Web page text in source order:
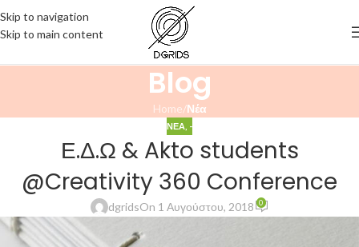
Skip to navigation
Skip to main content
Blog
Home/Νέα
ΝΕΑ -
Ε.Δ.Ω & Akto students
@Creativity 360 Conference
dgridsOn 1 Αυγούστου, 2018 0